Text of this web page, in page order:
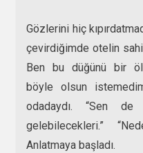
Gözlerini hiç
çevirdiğimde otelin
Ben bu düğünü bir
böyle olsun
odadaydı. “Sen de
gelebilecekleri.”
Anlatmaya başladı.